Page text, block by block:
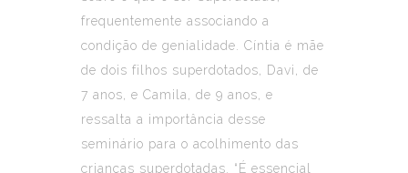
frequentemente associando a
condição de genialidade. Cíntia é mãe
de dois filhos superdotados, Davi, de
7 anos, e Camila, de 9 anos, e
ressalta a importância desse
seminário para o acolhimento das
crianças superdotadas. “É essencial